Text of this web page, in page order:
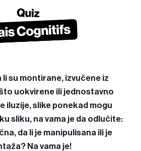
li su montirane, izvučene iz
uokvirene ili jednostavno
iluzije, slike ponekad mogu
sliku, na vama je da odlučite:
da li je manipulisana ili je
Na vama je!